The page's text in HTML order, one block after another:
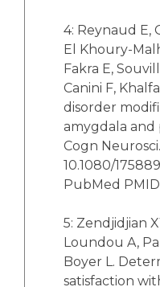
4: Reynaud E,
El Khoury-
Fakra E,
Canini F,
disorder
amygdala
Cogn Neurosci.
10.1080/
PubMed
5: Zendjidjian
Loundou A,
Boyer L.
satisfaction